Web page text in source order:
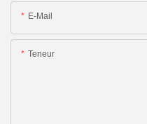
E-Mail
Teneur